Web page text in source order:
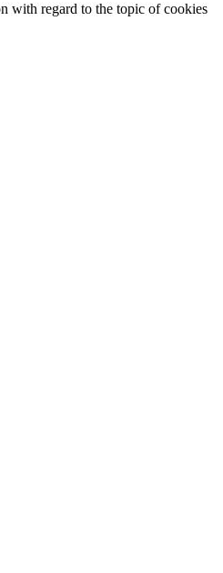
with regard to the topic of cookies